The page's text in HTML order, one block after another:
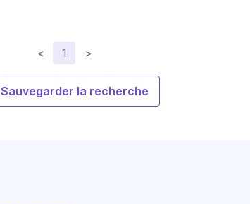
< 1 >
Sauvegarder la recherche